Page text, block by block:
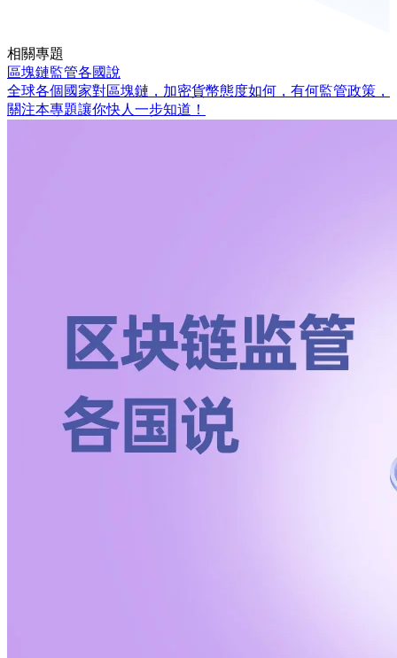
相關專題
區塊鏈監管各國說
全球各個國家對區塊鏈，加密貨幣態度如何，有何監管政策，
關注本專題讓你快人一步知道！